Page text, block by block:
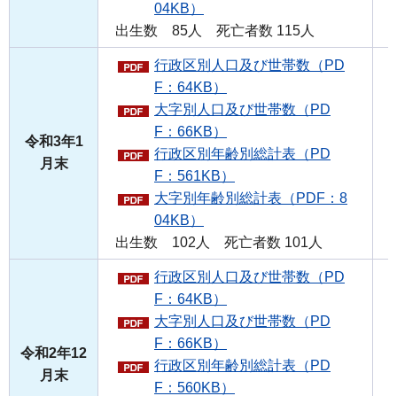
04KB）
出生数 85人 死亡者数 115人
令和3年1
月末
行政区別人口及び世帯数（PD
F：64KB）
大字別人口及び世帯数（PD
F：66KB）
行政区別年齢別総計表（PD
F：561KB）
大字別年齢別総計表（PDF：8
04KB）
出生数 102人 死亡者数 101人
令和2年12
月末
行政区別人口及び世帯数（PD
F：64KB）
大字別人口及び世帯数（PD
F：66KB）
行政区別年齢別総計表（PD
F：560KB）